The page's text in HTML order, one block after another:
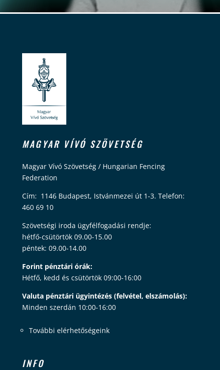
MAGYAR VÍVÓ SZÖVETSÉG
Magyar Vívó Szövetség / Hungarian Fencing
Federation
Cím: 1146 Budapest, Istvánmezei út 1-3. Telefon:
460 69 10
Szövetségi iroda ügyfélfogadási rendje:
hétfő-csütörtök 09.00-15.00
péntek: 09.00-14.00
Forint pénztári órák:
Hétfő, kedd és csütörtök 09:00-16:00
Valuta pénztári ügyintézés (felvétel, elszámolás):
Minden szerdán 10:00-16:00
További elérhetőségeink
INFO